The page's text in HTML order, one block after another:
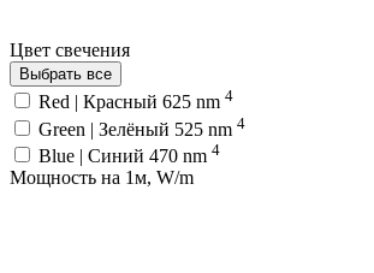
Цвет свечения
Выбрать все
Red | Красный 625 nm 4
Green | Зелёный 525 nm 4
Blue | Синий 470 nm 4
Мощность на 1м, W/m